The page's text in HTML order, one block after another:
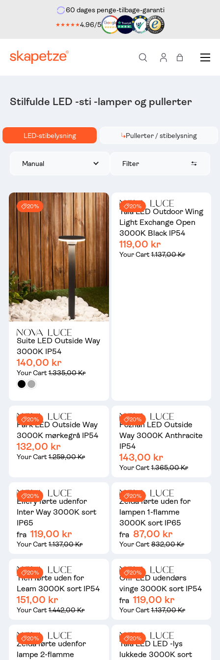
til indholdet 60 dages penge-tilbage-garanti
★★★★★4.96/5
Søg
Log ind
Menu
Stilfulde LED -sti -lamper og pullerter
LED-stibelysning Pullerter / stibelysning
Manual Filter
20%
Suite LED Outside Way
3000K IP54
140,00 kr
Your Cart1.335,00 Kr
20%
Tala LED Outdoor Wing
Light Exchange Open
3000K Black IP54
119,00 kr
Your Cart1.137,00 Kr
20%
Park LED Outside Way
3000K mørkegrå IP54
132,00 kr
Your Cart1.259,00 Kr
20%
Poznan LED Outside
Way 3000K Anthracite
IP54
143,00 kr
Your Cart1.365,00 Kr
20%
Ellery førte udenfor
Inter Way 3000K sort
IP65
fra 119,00 kr
Your Cart1.137,00 Kr
20%
Zelda førte uden for
lampen 1-flamme
3000K sort IP65
fra 87,00 kr
Your Cart832,00 Kr
20%
Tien førte uden for
Leam 3000K sort IP54
151,00 kr
Your Cart1.442,00 Kr
20%
Ofir LED udendørs
vinge 3000K sort IP54
fra 119,00 kr
Your Cart1.137,00 Kr
20%
Zelda førte udenfor
lampe 2-flamme
20%
Tala LED LED -lys
lukkede 3000K sort